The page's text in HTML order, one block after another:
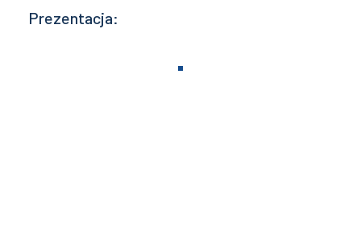
Prezentacja: